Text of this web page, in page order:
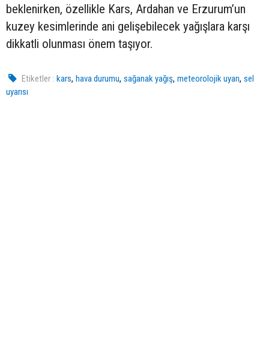
beklenirken, özellikle Kars, Ardahan ve Erzurum’un
kuzey kesimlerinde ani gelişebilecek yağışlara karşı
dikkatli olunması önem taşıyor.
Etiketler : kars,hava durumu,sağanak yağış,meteorolojik uyarı,sel
uyarısı